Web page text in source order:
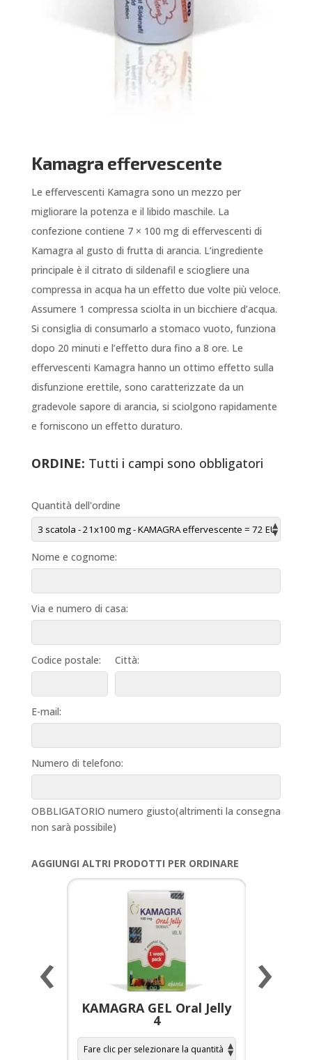
Kamagra effervescente
Le effervescenti Kamagra sono un mezzo per
migliorare la potenza e il libido maschile. La
confezione contiene 7 × 100 mg di effervescenti di
Kamagra al gusto di frutta di arancia. L’ingrediente
principale è il citrato di sildenafil e sciogliere una
compressa in acqua ha un effetto due volte più veloce.
Assumere 1 compressa sciolta in un bicchiere d’acqua.
Si consiglia di consumarlo a stomaco vuoto, funziona
dopo 20 minuti e l’effetto dura fino a 8 ore. Le
effervescenti Kamagra hanno un ottimo effetto sulla
disfunzione erettile, sono caratterizzate da un
gradevole sapore di arancia, si sciolgono rapidamente
e forniscono un effetto duraturo.
ORDINE: Tutti i campi sono obbligatori
Quantità dell'ordine
Nome e cognome:
Via e numero di casa:
Codice postale: Città:
E-mail:
Numero di telefono:
OBBLIGATORIO numero giusto(altrimenti la consegna
non sarà possibile)
AGGIUNGI ALTRI PRODOTTI PER ORDINARE
KAMAGRA GEL Oral Jelly
4
‹ ›